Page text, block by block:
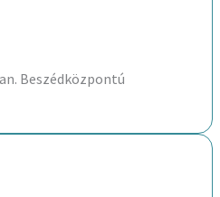
Beszédközpontú